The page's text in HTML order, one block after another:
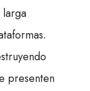
larga
presenten